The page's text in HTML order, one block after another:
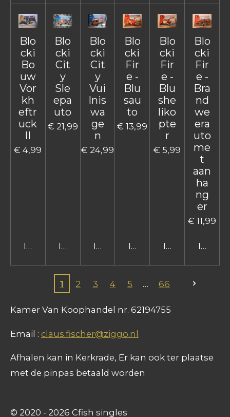
Blo
cki
Bo
uw
Vor
kh
eftr
uck
€ 4,99
In winkelwagen
Blo
cki
Cit
y
Sle
epa
uto
€ 21,99
In winkelwagen
Blo
cki
Cit
y
Vui
lnis
wa
ge
n
€ 24,99
In winkelwagen
Blo
cki
Fir
e -
Blu
sau
to
€ 13,99
In winkelwagen
Blo
cki
Fir
e -
Blu
she
liko
pte
r
€ 5,99
In
Blo
cki
Fir
e -
Bra
nd
we
era
uto
me
t
aan
ha
ng
er
€ 11,99
In
1 2 3 4 5 66
Kamer Van Koophandel nr. 62194755
Email : claus.fischer@ziggo.nl
Afhalen kan in Kerkrade, Er kan ook ter plaatse
met de pinpas betaald worden
© 2020 - 2026 Cfish singles